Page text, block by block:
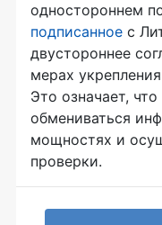
одностороннем
подписанное с
двустороннее
мерах
Это означает,
обмениваться
мощностях и
проверки.